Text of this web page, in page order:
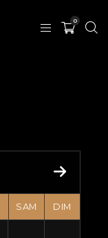
0
SAM DIM